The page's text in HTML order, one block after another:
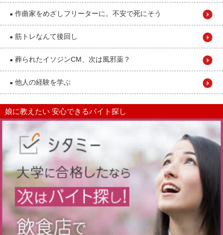
■ 作曲家をめざしフリーターに。不安で死にそう
■ 筋トレなんて後回し
■ 葬られたイソジンCM、次は風邪薬？
■ 他人の経験を学ぶ
娘に教えたい 安心できるバイト探し